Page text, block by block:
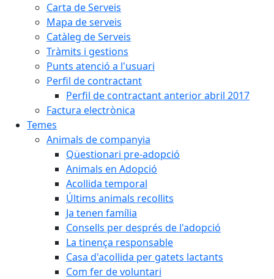
Carta de Serveis
Mapa de serveis
Catàleg de Serveis
Tràmits i gestions
Punts atenció a l'usuari
Perfil de contractant
Perfil de contractant anterior abril 2017
Factura electrònica
Temes
Animals de companyia
Qüestionari pre-adopció
Animals en Adopció
Acollida temporal
Últims animals recollits
Ja tenen família
Consells per després de l'adopció
La tinença responsable
Casa d'acollida per gatets lactants
Com fer de voluntari